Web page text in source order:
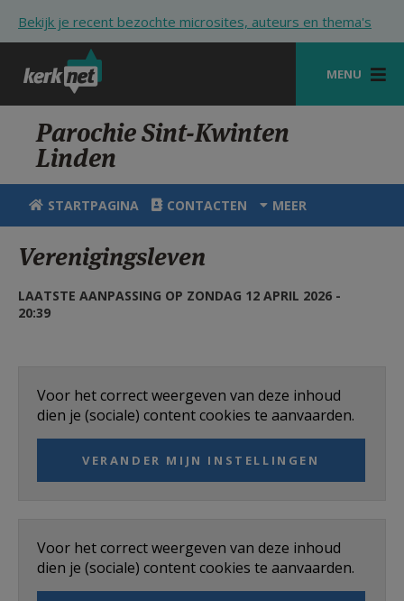
Bekijk je recent bezochte microsites, auteurs en thema's
MENU
STARTPAGINA
KERK
VIERINGEN
ZOEKEN
HULP
MIJN PAROCHIE
AANMELDEN OF REGISTREREN
Parochie Sint-Kwinten
Linden
STARTPAGINA CONTACTEN MEER
Verenigingsleven
LAATSTE AANPASSING OP ZONDAG 12 APRIL 2026 -
20:39
Voor het correct weergeven van deze inhoud
dien je (sociale) content cookies te aanvaarden.
VERANDER MIJN INSTELLINGEN
Voor het correct weergeven van deze inhoud
dien je (sociale) content cookies te aanvaarden.